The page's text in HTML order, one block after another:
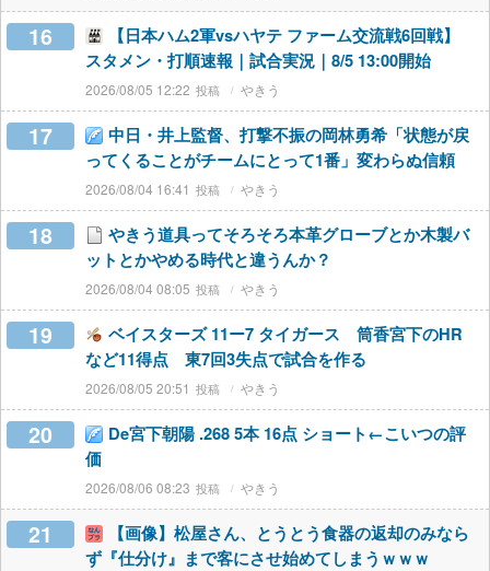
16
【日本ハム2軍vsハヤテ ファーム交流戦6回戦】
スタメン・打順速報｜試合実況｜8/5 13:00開始
2026/08/05 12:22 やきう
17
中日・井上監督、打撃不振の岡林勇希「状態が戻
ってくることがチームにとって1番」変わらぬ信頼
2026/08/04 16:41 やきう
18
やきう道具ってそろそろ本革グローブとか木製バ
ットとかやめる時代と違うんか？
2026/08/04 08:05 やきう
19
ベイスターズ 11ー7 タイガース 筒香宮下のHR
など11得点 東7回3失点で試合を作る
2026/08/05 20:51 やきう
20
De宮下朝陽 .268 5本 16点 ショート←こいつの評
価
2026/08/06 08:23 やきう
21
【画像】松屋さん、とうとう食器の返却のみなら
ず『仕分け』まで客にさせ始めてしまうｗｗｗ